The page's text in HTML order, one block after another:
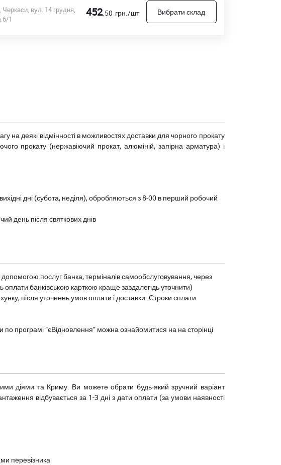
Черкаси, вул. 14 грудня,
6/1
452.50 грн./шт Вибрати склад
на деякі відмінності в можливостях доставки для чорного прокату
прокату (нержавіючий прокат, алюміній, запірна арматура) і
дні (субота, неділя), обробляються з 8-00 в перший робочий
день після святкових днів
послуг банка, терміналів самообслуговування, через
банківською карткою краще заздалегідь уточнити)
після уточнень умов оплати і доставки. Строки сплати
програмі “єВідновлення” можна ознайомитися на на сторінці
діями та Криму. Ви можете обрати будь-який зручний варіант
відбувається за 1-3 дні з дати оплати (за умови наявності
перевізника